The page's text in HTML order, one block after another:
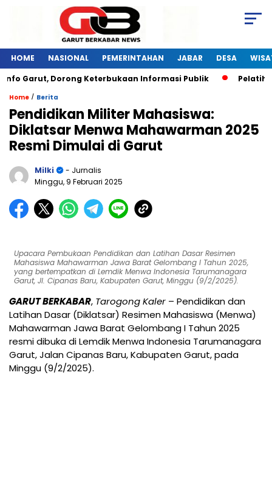
HOME NASIONAL PEMERINTAHAN JABAR DESA
Dorong Keterbukaan Informasi Publik
Pelatihan
Home / Berita
Pendidikan Militer Mahasiswa:
Diklatsar Menwa Mahawarman 2025
Resmi Dimulai di Garut
Milki
- Jurnalis
Minggu, 9 Februari 2025
Upacara Pembukaan Pendidikan dan Latihan Dasar Resimen
Mahasiswa Mahawarman Jawa Barat Gelombang I Tahun 2025,
yang bertempatkan di Lemdik Menwa Indonesia Tarumanagara
Garut, Jl. Cipanas Baru, Kabupaten Garut, Minggu (9/2/2025).
GARUT BERKABAR, Tarogong Kaler – Pendidikan dan
Latihan Dasar (Diklatsar) Resimen Mahasiswa (Menwa)
Mahawarman Jawa Barat Gelombang I Tahun 2025
resmi dibuka di Lemdik Menwa Indonesia Tarumanagara
Garut, Jalan Cipanas Baru, Kabupaten Garut, pada
Minggu (9/2/2025).